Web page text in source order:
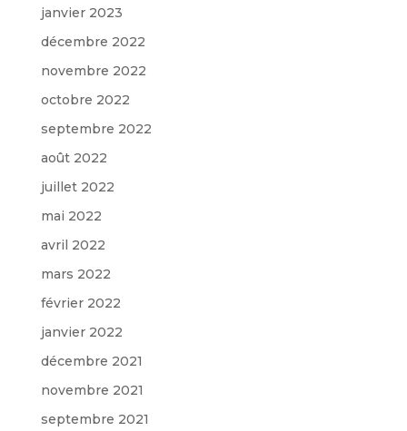
janvier 2023
décembre 2022
novembre 2022
octobre 2022
septembre 2022
août 2022
juillet 2022
mai 2022
avril 2022
mars 2022
février 2022
janvier 2022
décembre 2021
novembre 2021
septembre 2021